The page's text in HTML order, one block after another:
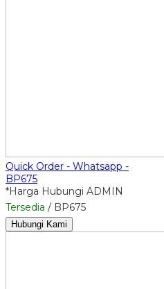
Quick Order - Whatsapp -
BP675
*Harga Hubungi ADMIN
Tersedia / BP675
Hubungi Kami